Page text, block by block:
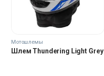
Мотошлемы
Шлем Thundering Light Grey